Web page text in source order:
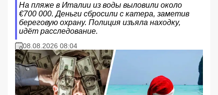
На пляже в Италии из воды выловили около
€700 000. Деньги сбросили с катера, заметив
береговую охрану. Полиция изъяла находку,
идёт расследование.
08.08.2026 08:04